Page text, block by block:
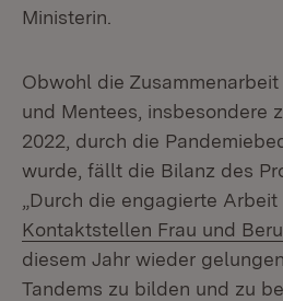
Ministerin.
Obwohl die
und Mentees, insbesondere
2022, durch die
wurde, fällt die Bilanz des
„Durch die engagierte
Kontaktstellen Frau und
diesem Jahr wieder
Tandems zu bilden und zu